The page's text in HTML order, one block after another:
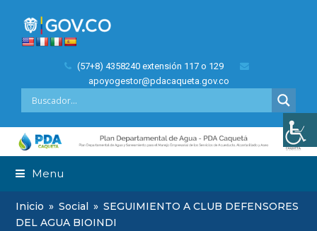
(57+8) 4358240 extensión 117 o 129
apoyogestor@pdacaqueta.gov.co
Menu
Inicio » Social » SEGUIMIENTO A CLUB DEFENSORES
DEL AGUA BIOINDI